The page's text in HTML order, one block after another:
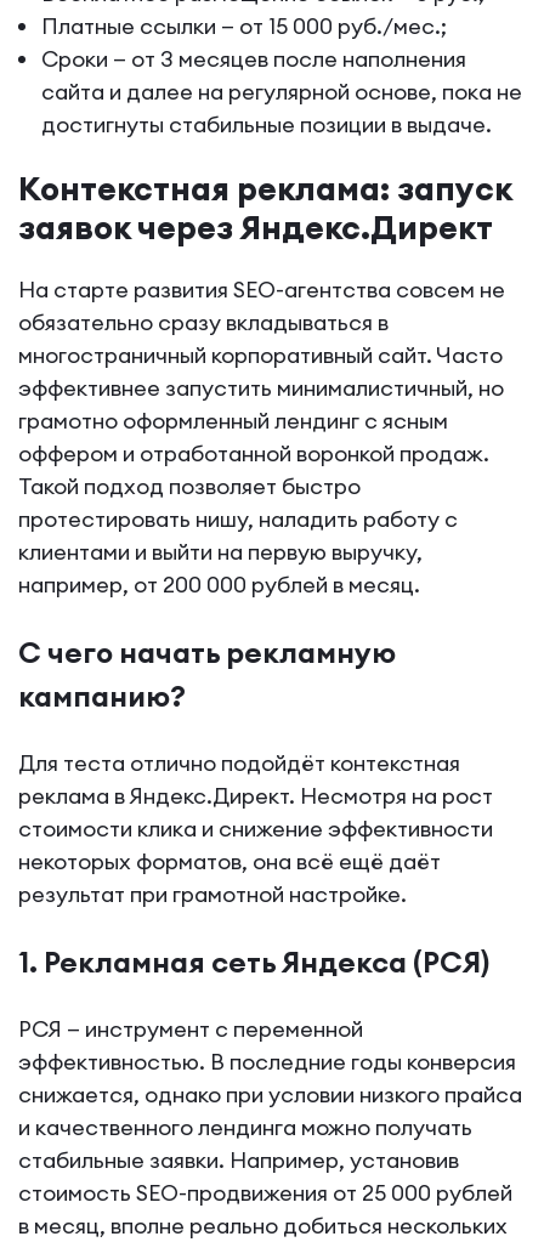
Платные ссылки — от 15 000 руб./мес.;
Сроки — от 3 месяцев после наполнения
сайта и далее на регулярной основе, пока не
достигнуты стабильные позиции в выдаче.
Контекстная реклама: запуск
заявок через Яндекс.Директ
На старте развития SEO-агентства совсем не
обязательно сразу вкладываться в
многостраничный корпоративный сайт. Часто
эффективнее запустить минималистичный, но
грамотно оформленный лендинг с ясным
оффером и отработанной воронкой продаж.
Такой подход позволяет быстро
протестировать нишу, наладить работу с
клиентами и выйти на первую выручку,
например, от 200 000 рублей в месяц.
С чего начать рекламную
кампанию?
Для теста отлично подойдёт контекстная
реклама в Яндекс.Директ. Несмотря на рост
стоимости клика и снижение эффективности
некоторых форматов, она всё ещё даёт
результат при грамотной настройке.
1. Рекламная сеть Яндекса (РСЯ)
РСЯ — инструмент с переменной
эффективностью. В последние годы конверсия
снижается, однако при условии низкого прайса
и качественного лендинга можно получать
стабильные заявки. Например, установив
стоимость SEO-продвижения от 25 000 рублей
в месяц, вполне реально добиться нескольких